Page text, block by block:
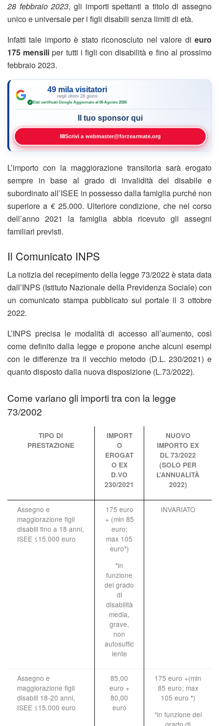
28 febbraio 2023, gli importi spettanti a titolo di assegno
unico e universale per i figli disabili senza limiti di età.
Infatti tale importo è stato riconosciuto nel valore di euro
175 mensili per tutti i figli con disabilità e fino al prossimo
febbraio 2023.
49 mila visitatori
negli ultimi 28 giorni
✓ Dati certificati Google·Aggiornato al 06 Agosto 2026
Il tuo sponsor qui
✉Scrivi a webmaster@forzearmate.org
L’importo con la maggiorazione transitoria sarà erogato
sempre in base al grado di invalidità del disabile e
subordinato all’ISEE in possesso dalla famiglia purché non
superiore a € 25.000. Ulteriore condizione, che nel corso
dell’anno 2021 la famiglia abbia ricevuto gli assegni
familiari previsti.
Il Comunicato INPS
La notizia del recepimento della legge 73/2022 è stata data
dall’INPS (Istituto Nazionale della Previdenza Sociale) con
un comunicato stampa pubblicato sul portale il 3 ottobre
2022.
L’INPS precisa le modalità di accesso all’aumento, così
come definito dalla legge e propone anche alcuni esempi
con le differenze tra il vecchio metodo (D.L. 230/2021) e
quanto disposto dalla nuova disposizione (L.73/2022).
Come variano gli importi tra con la legge
73/2002
TIPO DI
PRESTAZIONE
IMPORT
O
EROGAT
O EX
D.VO
230/2021
NUOVO
IMPORTO EX
DL 73/2022
(SOLO PER
L’ANNUALITÀ
2022)
Assegno e
maggiorazione figli
disabili fino a 18 anni,
ISEE ≤15.000 euro
175 euro
+ (min 85
euro;
max 105
euro*)
*in
funzione
del grado
di
disabilità
media,
grave,
non
autosuffic
iente
INVARIATO
Assegno e
maggiorazione figli
disabili 18-20 anni,
ISEE ≤15.000 euro
85,00
euro +
80,00
euro
175 euro +(min
85 euro; max
105 euro *)
*in funzione del
grado di